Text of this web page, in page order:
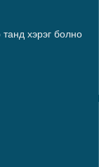
хэрэг болно